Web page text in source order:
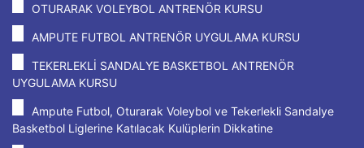
OTURARAK VOLEYBOL ANTRENÖR KURSU
AMPUTE FUTBOL ANTRENÖR UYGULAMA KURSU
TEKERLEKLİ SANDALYE BASKETBOL ANTRENÖR
UYGULAMA KURSU
Ampute Futbol, Oturarak Voleybol ve Tekerlekli Sandalye
Basketbol Liglerine Katılacak Kulüplerin Dikkatine